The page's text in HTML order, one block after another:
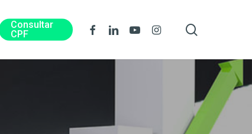
Consultar
CPF
FacebookLinkedinYoutubeInstagram